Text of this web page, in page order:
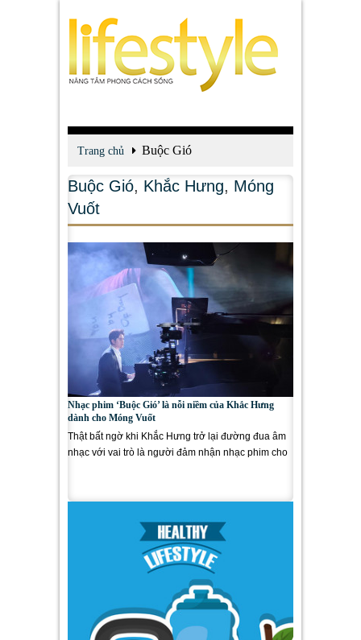
Trang chủ Buộc Gió
Buộc Gió, Khắc Hưng, Móng
Vuốt
Nhạc phim ‘Buộc Gió’ là nỗi niềm của Khắc Hưng
dành cho Móng Vuốt
Thật bất ngờ khi Khắc Hưng trở lại đường đua âm
nhạc với vai trò là người đảm nhận nhạc phim cho